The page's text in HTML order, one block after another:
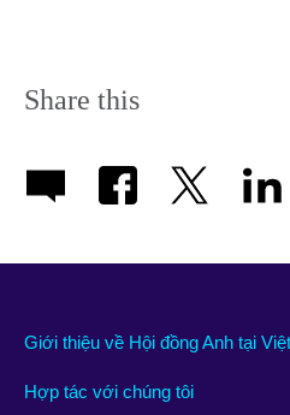
Share this
Giới thiệu về Hội đồng Anh tại
Hợp tác với chúng tôi